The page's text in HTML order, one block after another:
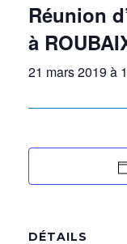
Réunion
à
21 mars 2019 à
DÉTAILS